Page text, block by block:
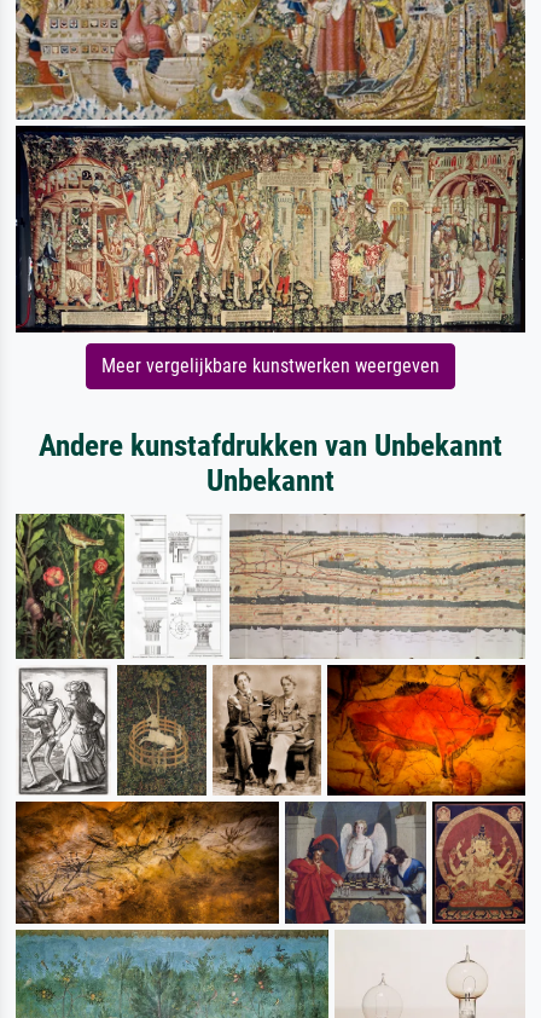
Meer vergelijkbare kunstwerken weergeven
Andere kunstafdrukken van Unbekannt
Unbekannt